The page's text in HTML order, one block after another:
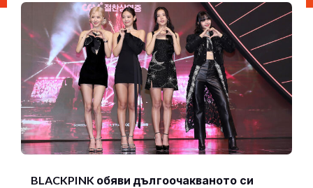
BLACKPINK обяви дългоочакваното си